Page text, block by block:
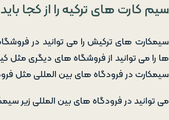
سیم کارت های ترکیه را از کجا
سیمکارت های ترکیش را می توانید در
ها را می توانید از فروشگاه های دیگری مثل
سیمکارت در فرودگاه های بین المللی مثل
می توانید در فرودگاه های بین المللی زیر